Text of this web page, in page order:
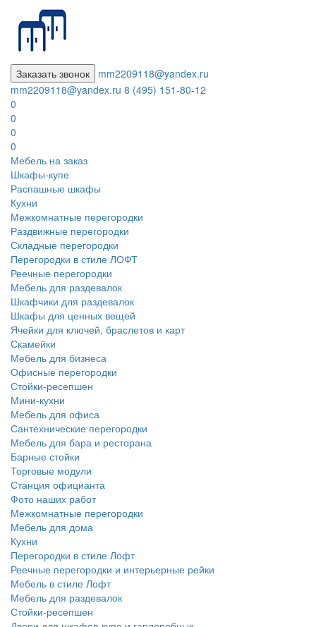
Заказать звонок
mm2209118@yandex.ru
mm2209118@yandex.ru 8 (495) 151-80-12
0
0
0
0
Мебель на заказ
Шкафы-купе
Распашные шкафы
Кухни
Межкомнатные перегородки
Раздвижные перегородки
Складные перегородки
Перегородки в стиле ЛОФТ
Реечные перегородки
Мебель для раздевалок
Шкафчики для раздевалок
Шкафы для ценных вещей
Ячейки для ключей, браслетов и карт
Скамейки
Мебель для бизнеса
Офисные перегородки
Стойки-ресепшен
Мини-кухни
Мебель для офиса
Сантехнические перегородки
Мебель для бара и ресторана
Барные стойки
Торговые модули
Станция официанта
Фото наших работ
Межкомнатные перегородки
Мебель для дома
Кухни
Перегородки в стиле Лофт
Реечные перегородки и интерьерные рейки
Мебель в стиле Лофт
Мебель для раздевалок
Стойки-ресепшен